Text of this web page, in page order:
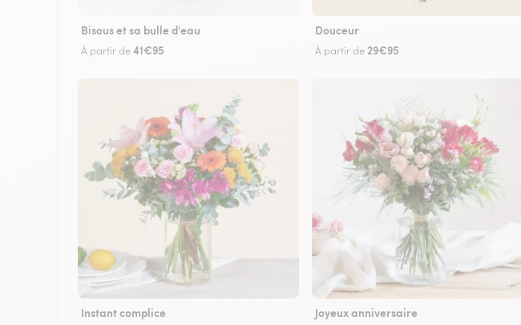
Bisous et sa bulle d'eau
À partir de41€95
Douceur
À partir de 29€95
Instant complice Joyeux anniversaire